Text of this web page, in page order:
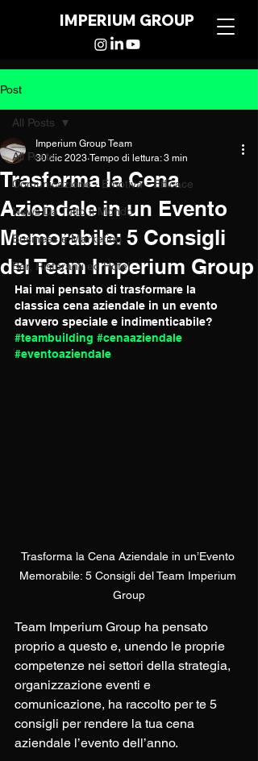
IMPERIUM GROUP
Post
All Posts
Comunicazione - Emotiva - Efficace
News Da Tutto Il Mondo
Business e Marketing
Bar, Ristoranti ed Hotel
All Posts
Trasforma la Cena
Aziendale in un Evento
Memorabile: 5 Consigli
del Team Imperium Group
Imperium Group Team
30 dic 2023 Tempo di lettura: 3 min
Hai mai pensato di trasformare la
classica cena aziendale in un evento
davvero speciale e indimenticabile?
#teambuilding #cenaaziendale
#eventoaziendale
Trasforma la Cena Aziendale in un’Evento
Memorabile: 5 Consigli del Team Imperium
Group
Team Imperium Group ha pensato
proprio a questo e, unendo le proprie
competenze nei settori della strategia,
organizzazione eventi e
comunicazione, ha raccolto per te 5
consigli per rendere la tua cena
aziendale l’evento dell’anno.